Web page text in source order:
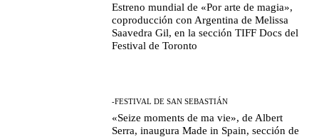
Estreno mundial de «Por arte de magia»,
coproducción con Argentina de Melissa
Saavedra Gil, en la sección TIFF Docs del
Festival de Toronto
-FESTIVAL DE SAN SEBASTIÁN
«Seize moments de ma vie», de Albert
Serra, inaugura Made in Spain, sección de